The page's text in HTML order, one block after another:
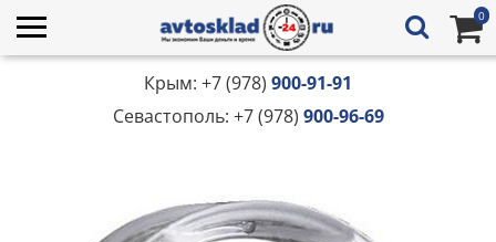
0
Крым: +7 (978) 900-91-91
Севастополь: +7 (978) 900-96-69